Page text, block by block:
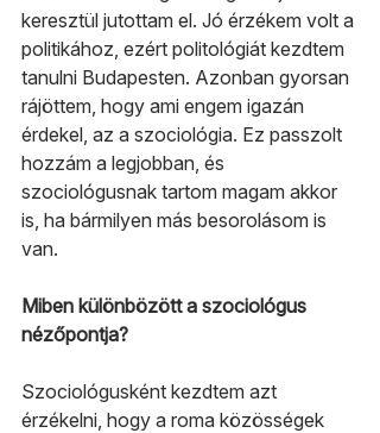
keresztül jutottam el. Jó érzékem volt a
politikához, ezért politológiát kezdtem
tanulni Budapesten. Azonban gyorsan
rájöttem, hogy ami engem igazán
érdekel, az a szociológia. Ez passzolt
hozzám a legjobban, és
szociológusnak tartom magam akkor
is, ha bármilyen más besorolásom is
van.
Miben különbözött a szociológus
nézőpontja?
Szociológusként kezdtem azt
érzékelni, hogy a roma közösségek